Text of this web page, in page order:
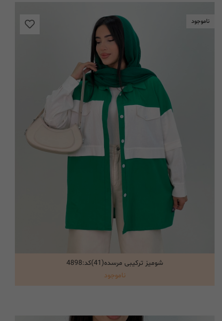
ناموجود
انتخاب گزینه ها
شومیز ترکیبی مرسده(41)کد:4898
ناموجود